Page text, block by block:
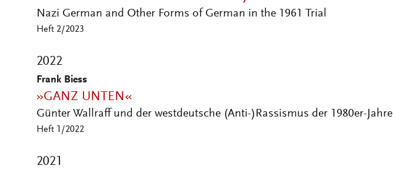
Nazi German and Other Forms of German in the 1961 Trial
Heft 2/2023
2022
Frank Biess
»GANZ UNTEN«
Günter Wallraff und der westdeutsche (Anti-)Rassismus der 1980er-Jahre
Heft 1/2022
2021